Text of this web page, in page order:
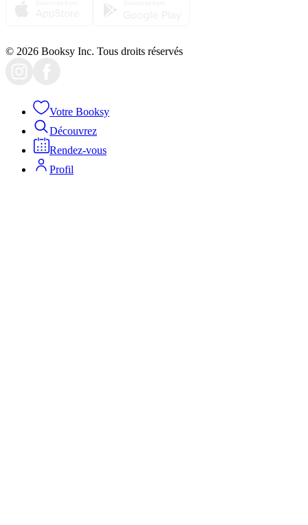
© 2026 Booksy Inc. Tous droits réservés
Votre Booksy
Découvrez
Rendez-vous
Profil